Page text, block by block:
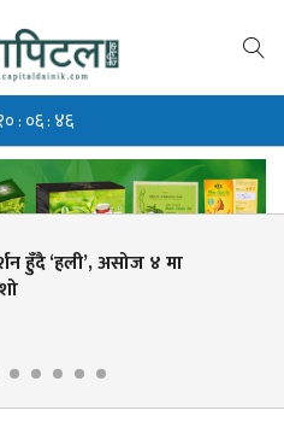
विश्वकप छनोटको